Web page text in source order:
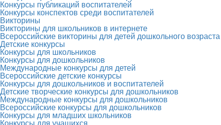
Конкурсы публикаций воспитателей
Конкурсы конспектов среди воспитателей
Викторины
Викторины для школьников в интернете
Всероссийские викторины для детей дошкольного возраста
Детские конкурсы
Конкурсы для школьников
Конкурсы для дошкольников
Международные конкурсы для детей
Всероссийские детские конкурсы
Конкурсы для дошкольников и воспитателей
Детские творческие конкурсы для дошкольников
Международные конкурсы для дошкольников
Всероссийские конкурсы для дошкольников
Конкурсы для младших школьников